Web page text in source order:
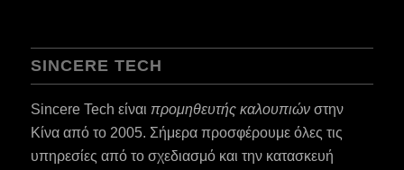
SINCERE TECH
Sincere Tech είναι προμηθευτής καλουπιώνστην
Κίνα από το 2005. Σήμερα προσφέρουμε όλες τις
υπηρεσίες από το σχεδιασμό και την κατασκευή